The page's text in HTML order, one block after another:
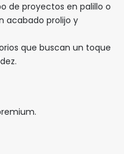
de proyectos en palillo o
acabado prolijo y
que buscan un toque